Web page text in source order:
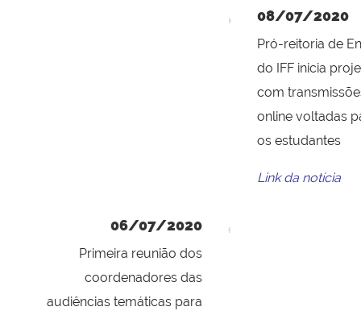
08/07/2020
Pró-reitoria de
do IFF inicia
com
online voltadas
os estudantes
Link da notícia
06/07/2020
Primeira reunião dos
coordenadores das
audiências temáticas para